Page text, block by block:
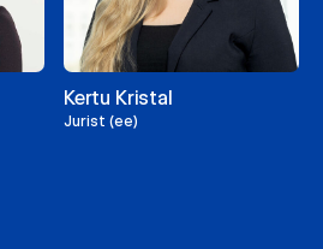
Kertu Kristal
Jurist (ee)